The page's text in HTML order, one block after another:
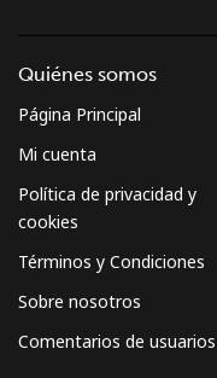
Quiénes somos
Página Principal
Mi cuenta
Política de privacidad y
cookies
Términos y Condiciones
Sobre nosotros
Comentarios de usuarios